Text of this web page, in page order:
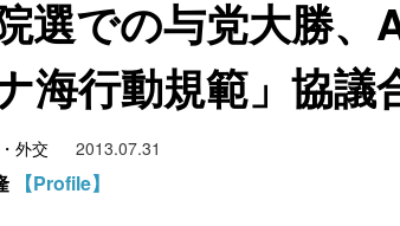
選での与党大勝、
海行動規範」協議
外交 2013.07.31
【Profile】